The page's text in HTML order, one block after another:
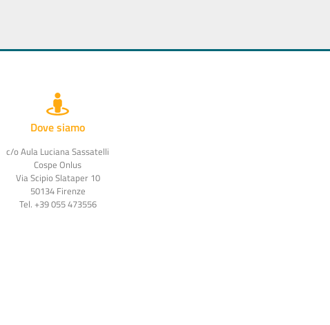
Dove siamo
c/o Aula Luciana Sassatelli
Cospe Onlus
Via Scipio Slataper 10
50134 Firenze
Tel. +39 055 473556